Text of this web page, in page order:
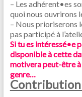
– Les adhérent•es
quoi nous ouvrirons
– Nous prioriserons
pas participé à
Si tu es intéressé•e
disponible à cette
motivera peut-être à
genre…